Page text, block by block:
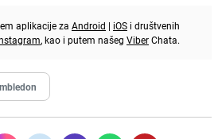
aplikacije za Android | iOS i društvenih
, kao i putem našeg ViberChata.